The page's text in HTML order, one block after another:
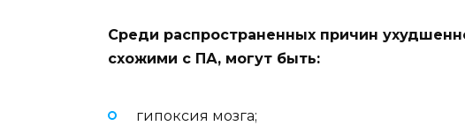
Среди распространенных причин
схожими с ПА, могут быть:
гипоксия мозга;